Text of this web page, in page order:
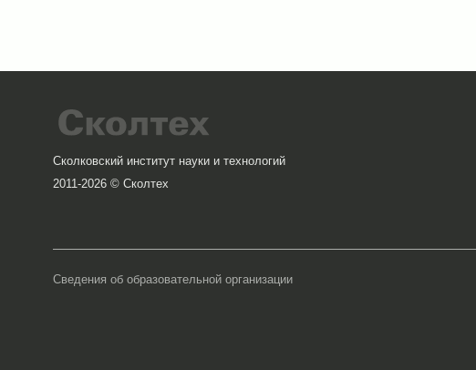
Сколковский институт науки и технологий
2011-2026 © Сколтех
Сведения об образовательной организации